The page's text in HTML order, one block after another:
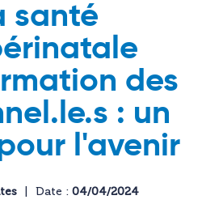
santé
des
: un
l'avenir
Date : 04/04/2024